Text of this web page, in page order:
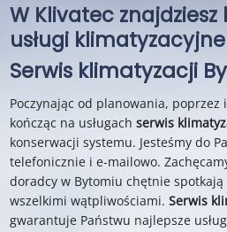
W Klivatec
usługi klimatyzacyjne
Serwis klimatyzacji
Poczynając od planowania,
kończąc na usługach serwis
konserwacji systemu. Jesteśmy do
telefonicznie i e-mailowo.
doradcy w Bytomiu chętnie
wszelkimi wątpliwościami. Serwis
gwarantuje Państwu najlepsze